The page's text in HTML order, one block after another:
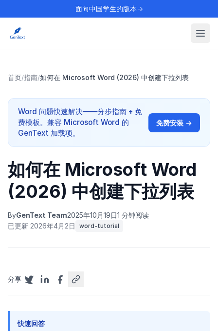
面向中国学生的版本→
首页/指南/如何在 Microsoft Word (2026) 中创建下拉列表
Word 问题快速解决——分步指南 + 免
费模板。兼容 Microsoft Word 的
GenText 加载项。
免费安装 →
如何在 Microsoft Word
(2026) 中创建下拉列表
ByGenText Team2025年10月19日1 分钟阅读
已更新 2026年4月2日
word-tutorial
分享
快速回答